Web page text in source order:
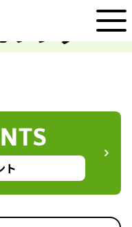
レンダー
ト